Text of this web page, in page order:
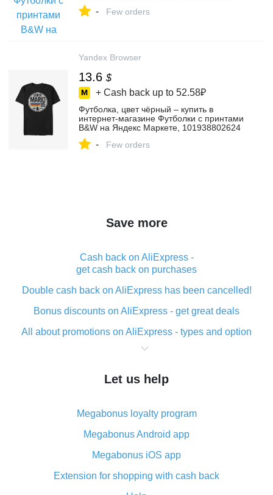
- Few orders
Yandex Browser
13.6 $
+ Cash back up to 52.58₽
Футболка, цвет чёрный – купить в
интернет-магазине Футболки с принтами
B&W на Яндекс Маркете, 101938802624
- Few orders
Save more
Cash back on AliExpress -
get cash back on purchases
Double cash back on AliExpress has been cancelled!
Bonus discounts on AliExpress - get great deals
All about promotions on AliExpress - types and option
What is cash back when making purchases on
The best place to download cash back for AliExpress
What is the AliExpress cash back plugin and what are
its advantages
Cash back from the AliExpress mobile app -
advantages of the plugin
Double cash back on AliExpress has been cancelled!
Let us help
Megabonus loyalty program
Megabonus Android app
Megabonus iOS app
Extension for shopping with cash back